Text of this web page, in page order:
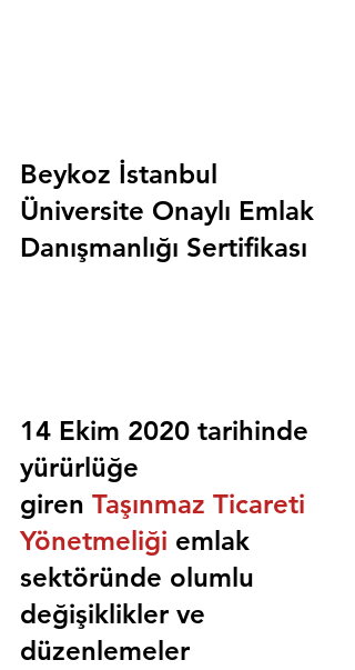
Beykoz İstanbul
Üniversite Onaylı Emlak
Danışmanlığı Sertifikası
14 Ekim 2020 tarihinde
yürürlüğe
giren Taşınmaz Ticareti
Yönetmeliği emlak
sektöründe olumlu
değişiklikler ve
düzenlemeler